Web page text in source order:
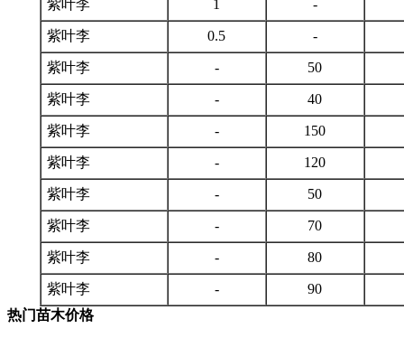
紫叶李 1 -
紫叶李 0.5 -
紫叶李 - 50
紫叶李 - 40
紫叶李 - 150
紫叶李 - 120
紫叶李 - 50
紫叶李 - 70
紫叶李 - 80
紫叶李 -
90
热门苗木价格